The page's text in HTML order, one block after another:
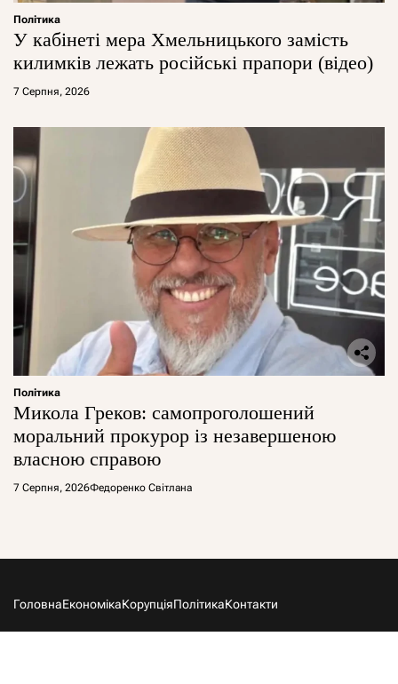
Політика
У кабінеті мера Хмельницького замість
килимків лежать російські прапори (відео)
7 Серпня, 2026
Політика
Микола Греков: самопроголошений
моральний прокурор із незавершеною
власною справою
7 Серпня, 2026Федоренко Світлана
ГоловнаЕкономікаКорупціяПолітикаКонтакти